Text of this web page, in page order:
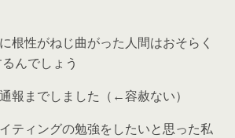
根性がねじ曲がった人間はおそらく
んでしょう
報までしました（←容赦ない）
ティングの勉強をしたいと思った私